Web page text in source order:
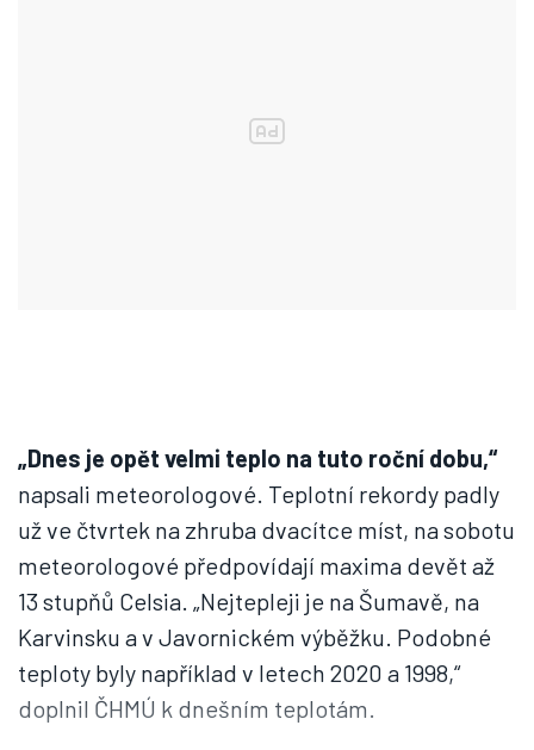
„Dnes je opět velmi teplo na tuto roční dobu,“
napsali meteorologové. Teplotní rekordy padly
už ve čtvrtek na zhruba dvacítce míst, na sobotu
meteorologové předpovídají maxima devět až
13 stupňů Celsia. „Nejtepleji je na Šumavě, na
Karvinsku a v Javornickém výběžku. Podobné
teploty byly například v letech 2020 a 1998,“
doplnil ČHMÚ k dnešním teplotám.